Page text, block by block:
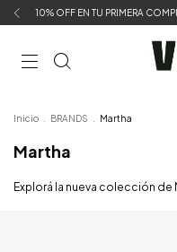
10% OFF EN TU PRIMERA
Inicio BRANDS Martha
Martha
Explorá la nueva colección de